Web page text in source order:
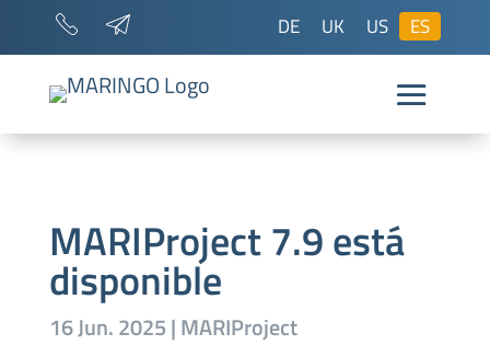
DE UK US ES
MARIProject 7.9 está
disponible
16 Jun. 2025|MARIProject